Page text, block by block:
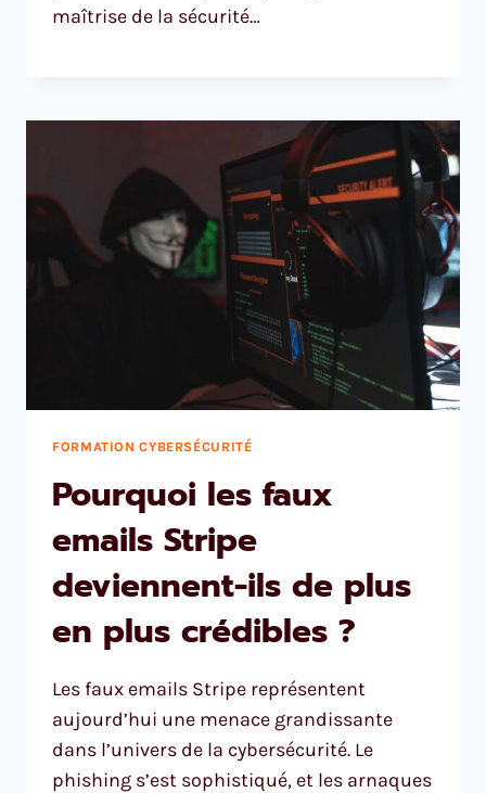
maîtrise de la sécurité…
FORMATION CYBERSÉCURITÉ
Pourquoi les faux
emails Stripe
deviennent-ils de plus
en plus crédibles ?
Les faux emails Stripe représentent
aujourd’hui une menace grandissante
dans l’univers de la cybersécurité. Le
phishing s’est sophistiqué, et les arnaques